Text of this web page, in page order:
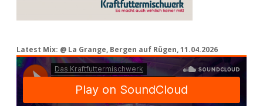
Latest Mix: @ La Grange, Bergen auf Rügen, 11.04.2026